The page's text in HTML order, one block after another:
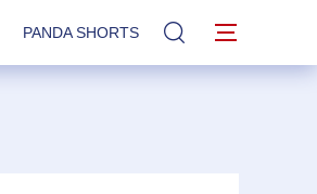
PANDA SHORTS 站内搜索